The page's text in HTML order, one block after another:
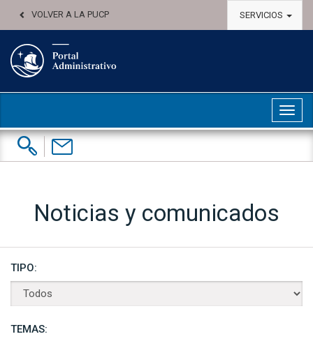
VOLVER A LA PUCP SERVICIOS
Buscar:
Contáctenos
Noticias y comunicados
TIPO:
TEMAS: